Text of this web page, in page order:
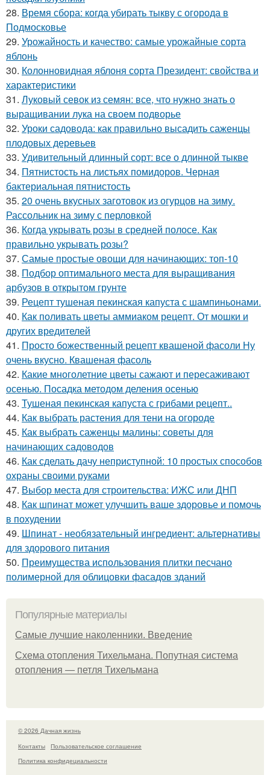
28. Время сбора: когда убирать тыкву с огорода в
Подмосковье
29. Урожайность и качество: самые урожайные сорта
яблонь
30. Колонновидная яблоня сорта Президент: свойства и
характеристики
31. Луковый севок из семян: все, что нужно знать о
выращивании лука на своем подворье
32. Уроки садовода: как правильно высадить саженцы
плодовых деревьев
33. Удивительный длинный сорт: все о длинной тыкве
34. Пятнистость на листьях помидоров. Черная
бактериальная пятнистость
35. 20 очень вкусных заготовок из огурцов на зиму.
Рассольник на зиму с перловкой
36. Когда укрывать розы в средней полосе. Как
правильно укрывать розы?
37. Самые простые овощи для начинающих: топ-10
38. Подбор оптимального места для выращивания
арбузов в открытом грунте
39. Рецепт тушеная пекинская капуста с шампиньонами.
40. Как поливать цветы аммиаком рецепт. От мошки и
других вредителей
41. Просто божественный рецепт квашеной фасоли Ну
очень вкусно. Квашеная фасоль
42. Какие многолетние цветы сажают и пересаживают
осенью. Посадка методом деления осенью
43. Тушеная пекинская капуста с грибами рецепт..
44. Как выбрать растения для тени на огороде
45. Как выбрать саженцы малины: советы для
начинающих садоводов
46. Как сделать дачу неприступной: 10 простых способов
охраны своими руками
47. Выбор места для строительства: ИЖС или ДНП
48. Как шпинат может улучшить ваше здоровье и помочь
в похудении
49. Шпинат - необязательный ингредиент: альтернативы
для здорового питания
50. Преимущества использования плитки песчано
полимерной для облицовки фасадов зданий
Популярные материалы
Самые лучшие наколенники. Введение
Схема отопления Тихельмана. Попутная система
отопления — петля Тихельмана
© 2026 Дачная жизнь
Контакты
Пользовательское соглашение
Политика конфидециальности